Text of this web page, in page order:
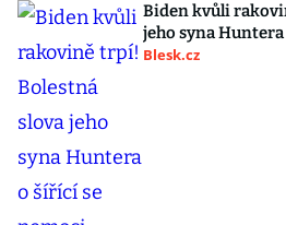
Biden kvůli
jeho syna
Blesk.cz